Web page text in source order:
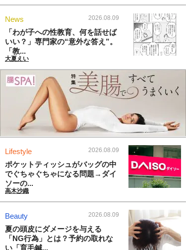
News 2026.08.09
「わが子への性教育、何を話せば
いい？」専門家の“意外な答え”。
「教...
大夏えい
Lifestyle 2026.08.09
ポケットティッシュがバッグの中
でぐちゃぐちゃになる問題→ダイ
ソーの...
高木沙織
Beauty 2026.08.09
夏の頭皮にダメージを与える
「NG行為」とは？予約の取れな
い「育毛鍼...